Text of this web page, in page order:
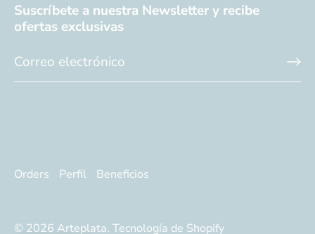
Suscríbete a nuestra Newsletter y recibe
ofertas exclusivas
Orders Perfil Beneficios
© 2026 Arteplata. Tecnología de Shopify